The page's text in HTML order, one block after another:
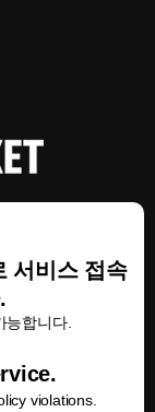
서비스 접속
능합니다.
violations.